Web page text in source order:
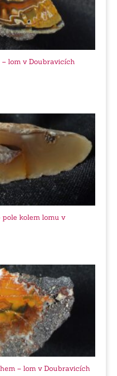
lom v Doubravicích
kolem lomu v
– lom v Doubravicích